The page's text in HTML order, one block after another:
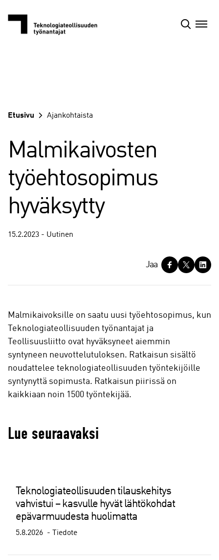
sisältöön
Etusivu Ajankohtaista
Malmikaivosten
työehtosopimus
hyväksytty
15.2.2023 - Uutinen
a
Jaa
Malmikaivoksille on saatu uusi työehtosopimus, kun
Teknologiateollisuuden työnantajat ja
Teollisuusliitto ovat hyväksyneet aiemmin
syntyneen neuvottelutuloksen. Ratkaisun sisältö
noudattelee teknologiateollisuuden työntekijöille
syntynyttä sopimusta. Ratkaisun piirissä on
kaikkiaan noin 1500 työntekijää.
Lue seuraavaksi
Teknologiateollisuuden tilauskehitys
vahvistui – kasvulle hyvät lähtökohdat
epävarmuudesta huolimatta
5.8.2026 Tiedote